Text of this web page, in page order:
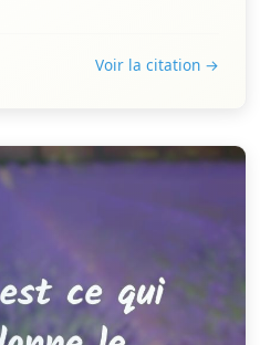
Voir la citation →